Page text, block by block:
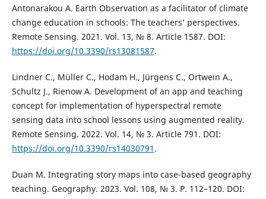
Antonarakou A. Earth Observation as a facilitator of climate
change education in schools: The teachers’ perspectives.
Remote Sensing. 2021. Vol. 13, № 8. Article 1587. DOI:
https://doi.org/10.3390/rs13081587.
Lindner C., Müller C., Hodam H., Jürgens C., Ortwein A.,
Schultz J., Rienow A. Development of an app and teaching
concept for implementation of hyperspectral remote
sensing data into school lessons using augmented reality.
Remote Sensing. 2022. Vol. 14, № 3. Article 791. DOI:
https://doi.org/10.3390/rs14030791 .
Duan M. Integrating story maps into case-based geography
teaching. Geography. 2023. Vol. 108, № 3. P. 112–120. DOI: